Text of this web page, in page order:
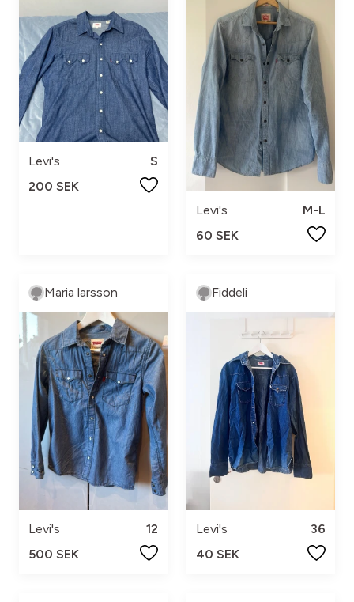
Levi's
S
200 SEK
Levi's
M-L
60 SEK
Maria larsson
Levi's
12
500 SEK
Fiddeli
Levi's
36
40 SEK